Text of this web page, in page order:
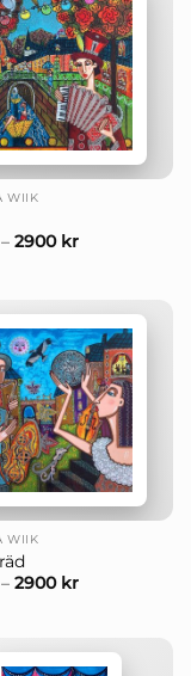
WIIK
2900 kr
WIIK
2900 kr